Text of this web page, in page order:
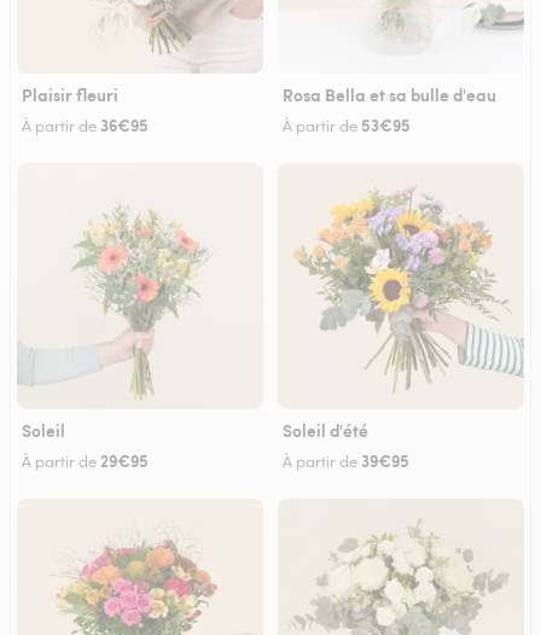
Plaisir fleuri
À partir de 36€95
Rosa Bella et sa bulle d'eau
À partir de 53€95
Soleil
À partir de29€95
Soleil d'été
À partir de 39€95